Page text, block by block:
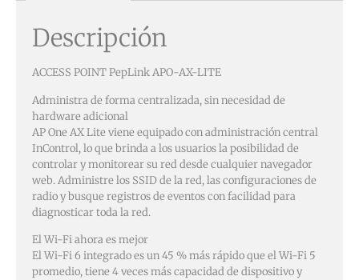
Descripción
ACCESS POINT PepLink APO-AX-LITE
Administra de forma centralizada, sin necesidad de
hardware adicional
AP One AX Lite viene equipado con administración central
InControl, lo que brinda a los usuarios la posibilidad de
controlar y monitorear su red desde cualquier navegador
web. Administre los SSID de la red, las configuraciones de
radio y busque registros de eventos con facilidad para
diagnosticar toda la red.
El Wi-Fi ahora es mejor
El Wi-Fi 6 integrado es un 45 % más rápido que el Wi-Fi 5
promedio, tiene 4 veces más capacidad de dispositivo y